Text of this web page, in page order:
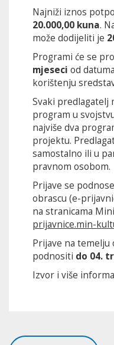
Najniži iznos
20.000,00 kuna.
može dodijeliti je
Programi će se
mjeseci od
korištenju
Svaki predlagatelj
program u
najviše dva
projektu.
samostalno ili u
pravnom osobom.
Prijave se
obrascu (e-
na stranicama
prijavnice.min-
Prijave na temelju
podnositi do 04.
Izvor i više